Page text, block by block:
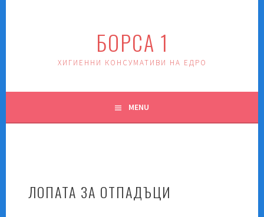
БОРСА 1
ХИГИЕННИ КОНСУМАТИВИ НА ЕДРО
MENU
ЛОПАТА ЗА ОТПАДЪЦИ